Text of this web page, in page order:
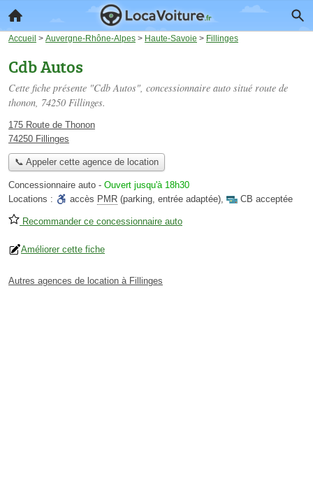
Accueil > Auvergne-Rhône-Alpes > Haute-Savoie > Fillinges
Cdb Autos
Cette fiche présente "Cdb Autos", concessionnaire auto situé route de
thonon, 74250 Fillinges.
175 Route de Thonon
74250 Fillinges
📞 Appeler cette agence de location
Concessionnaire auto - Ouvert jusqu'à 18h30
Locations :
accès PMR (parking, entrée adaptée), CB acceptée
Recommander ce concessionnaire auto
Améliorer cette fiche
Autres agences de location à Fillinges